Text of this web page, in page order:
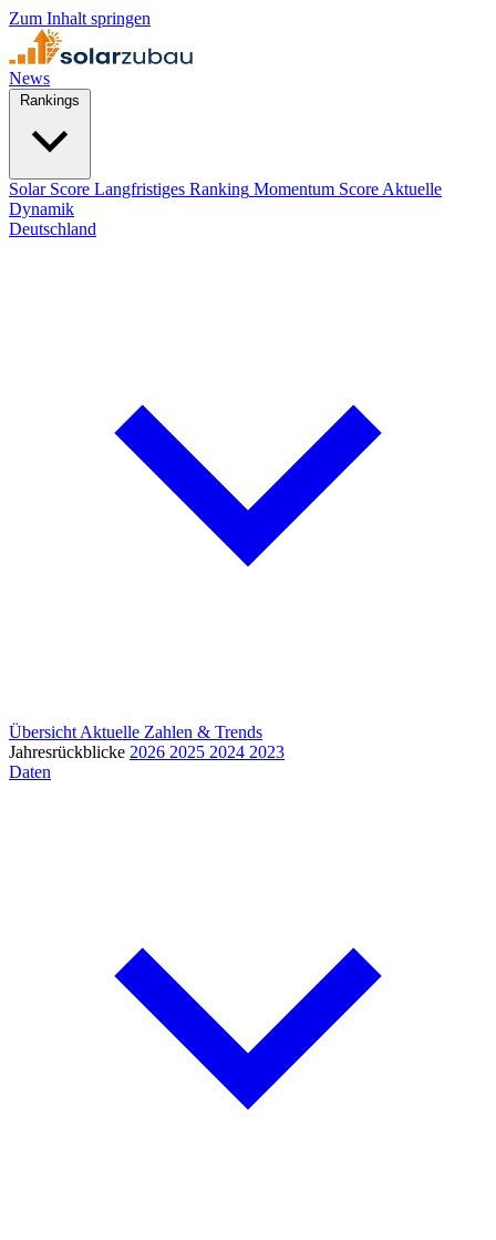
Zum Inhalt springen
News
Solar Score Langfristiges Ranking Momentum Score Aktuelle
Dynamik
Deutschland
Übersicht Aktuelle Zahlen & Trends
Jahresrückblicke 2026 2025 2024 2023
Daten